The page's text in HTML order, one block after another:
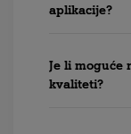
aplikacije?
Je li moguće
kvaliteti?